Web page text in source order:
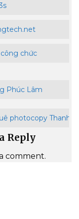
công chức
Phúc Lâm
photocopy Thanh
Reply
comment.